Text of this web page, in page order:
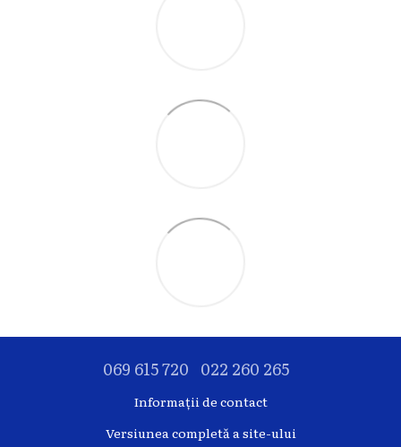
069 615 720 022 260 265
Informații de contact
Versiunea completă a site-ului